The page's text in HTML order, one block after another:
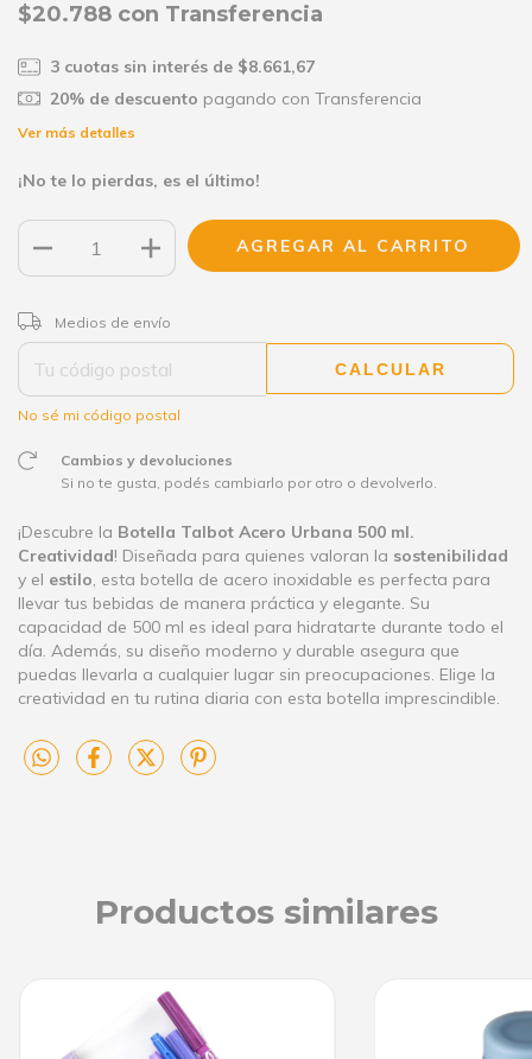
$20.788 con Transferencia
3 cuotas sin interés de $8.661,67
20% de descuento pagando con Transferencia
Ver más detalles
¡No te lo pierdas, es el último!
Entregas para el CP:
Medios de envío
CALCULAR
No sé mi código postal
Cambios y devoluciones
Si no te gusta, podés cambiarlo por otro o devolverlo.
¡Descubre la Botella Talbot Acero Urbana 500 ml.
Creatividad! Diseñada para quienes valoran la sostenibilidad
y el estilo, esta botella de acero inoxidable es perfecta para
llevar tus bebidas de manera práctica y elegante. Su
capacidad de 500 ml es ideal para hidratarte durante todo el
día. Además, su diseño moderno y durable asegura que
puedas llevarla a cualquier lugar sin preocupaciones. Elige la
creatividad en tu rutina diaria con esta botella imprescindible.
Productos similares